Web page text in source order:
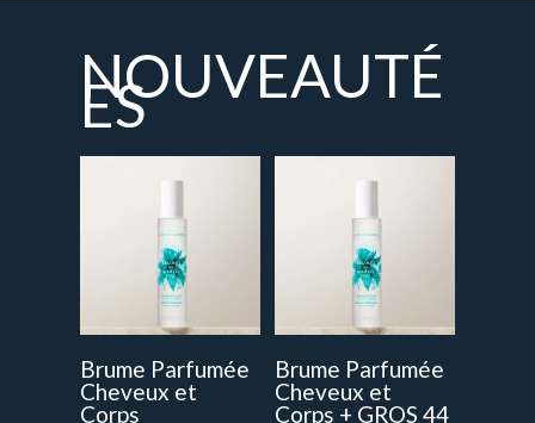
NOUVEAUTÉ
ES
Brume Parfumée
Cheveux et
Corps
Brume Parfumée
Cheveux et
Corps + GROS 44